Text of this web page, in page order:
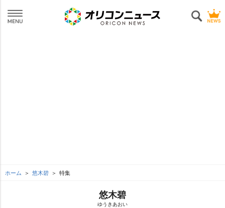
ホーム 悠木碧 特集
悠木碧
ゆうきあおい